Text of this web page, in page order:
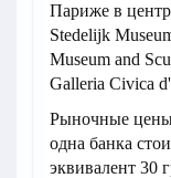
Париже в
Stedelijk
Museum and
Galleria Civica
Рыночные цены
одна банка
эквивалент 30